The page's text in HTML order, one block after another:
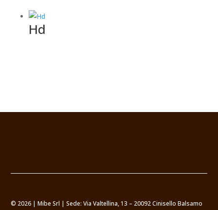
Hd
© 2026 | Mibe Srl | Sede: Via Valtellina, 13 – 20092 Cinisello Balsamo